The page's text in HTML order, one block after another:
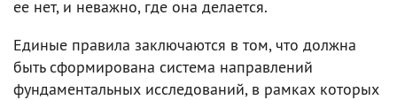
ее нет, и неважно, где она делается.
Единые правила заключаются в том, что должна
быть сформирована система направлений
фундаментальных исследований, в рамках которых